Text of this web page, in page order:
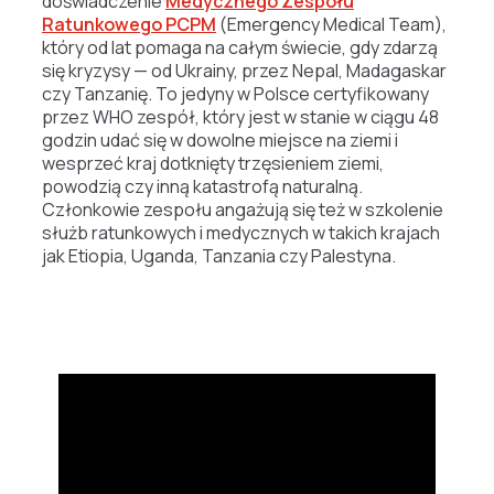
Ratunkowego PCPM (Emergency Medical Team),
który od lat pomaga na całym świecie, gdy zdarzą
się kryzysy — od Ukrainy, przez Nepal, Madagaskar
czy Tanzanię. To jedyny w Polsce certyfikowany
przez WHO zespół, który jest w stanie w ciągu 48
godzin udać się w dowolne miejsce na ziemi i
wesprzeć kraj dotknięty trzęsieniem ziemi,
powodzią czy inną katastrofą naturalną.
Członkowie zespołu angażują się też w szkolenie
służb ratunkowych i medycznych w takich krajach
jak Etiopia, Uganda, Tanzania czy Palestyna.